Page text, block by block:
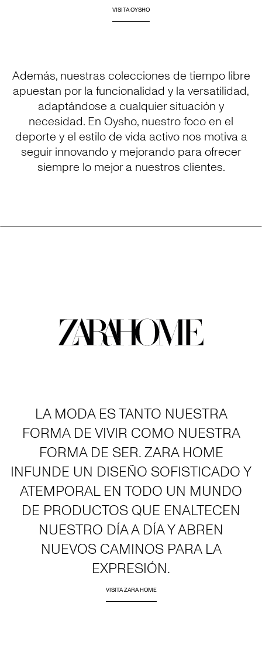
VISITA OYSHO
Además, nuestras colecciones de tiempo libre
apuestan por la funcionalidad y la versatilidad,
adaptándose a cualquier situación y
necesidad. En Oysho, nuestro foco en el
deporte y el estilo de vida activo nos motiva a
seguir innovando y mejorando para ofrecer
siempre lo mejor a nuestros clientes.
LA MODA ES TANTO NUESTRA
FORMA DE VIVIR COMO NUESTRA
FORMA DE SER. ZARA HOME
INFUNDE UN DISEÑO SOFISTICADO Y
ATEMPORAL EN TODO UN MUNDO
DE PRODUCTOS QUE ENALTECEN
NUESTRO DÍA A DÍA Y ABREN
NUEVOS CAMINOS PARA LA
EXPRESIÓN.
VISITA ZARA HOME